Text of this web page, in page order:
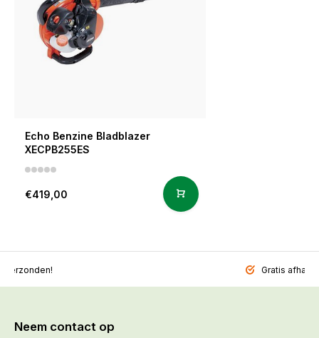
Echo Benzine Bladblazer
XECPB255ES
€419,00
verzonden! Gratis
Neem contact op